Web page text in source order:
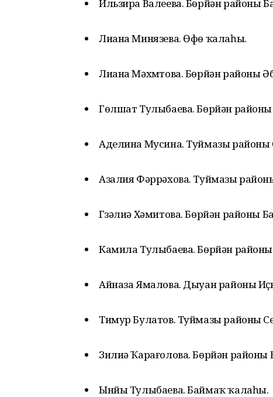
Ильзира Валеева. Бөрйән районы
Лиана Минязева. Өфө ҡалаһы.
Лиана Мәхмүтова. Бөрйән районы
Гөлшат Тулыбаева. Бөрйән
Аделина Мусина. Туймазы
Азалия Фәррәхова. Туймазы
Гүзәлиә Хәмитова. Бөрйән районы
Камила Тулыбаева. Бөрйән
Айназа Ямалова. Дыуан районы
Тимур Булатов. Туймазы районы
Зилиә Ҡарағолова. Бөрйән
Ынйы Тулыбаева. Баймаҡ ҡалаһы.